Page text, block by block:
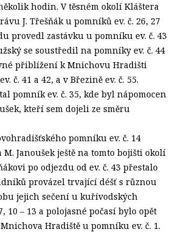
hodin. V těsném okolí Kláštera
J. Třešňák u pomníků ev. č. 26, 27
provedl zastávku u pomníku ev. č. 43
se soustředil na pomníky ev. č. 44
přiblížení k Mnichovu Hradišti
č. 41 a 42, a v Březině ev. č. 55.
pomník ev. č. 35, kde byl nápomocen
kteří sem dojeli ze směru
pomníku ev. č. 14
M. Janoušek ještě na tomto bojišti okolí
po odjezdu od ev. č. 43 přestalo
provázel trvající déšť s různou
jejich sečení u kuřívodských
10 – 13 a polojasné počasí bylo opět
Hradiště u pomníku ev. č. 1.